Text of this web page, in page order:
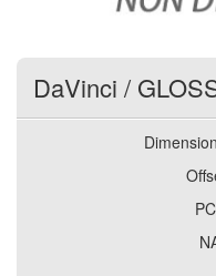
DaVinci /